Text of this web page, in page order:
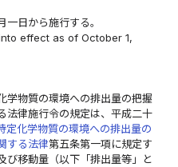
一日から施行する。
effect as of October 1,
学物質の環境への排出量の把握
法律施行令の規定は、平成二十
定化学物質の環境への排出量の
する法律第五条第一項に規定す
び移動量（以下「排出量等」と